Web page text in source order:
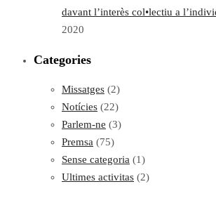
davant l’interès col•lectiu a
2020
Categories
Missatges (2)
Notícies (22)
Parlem-ne (3)
Premsa (75)
Sense categoria (1)
Ultimes activitas (2)